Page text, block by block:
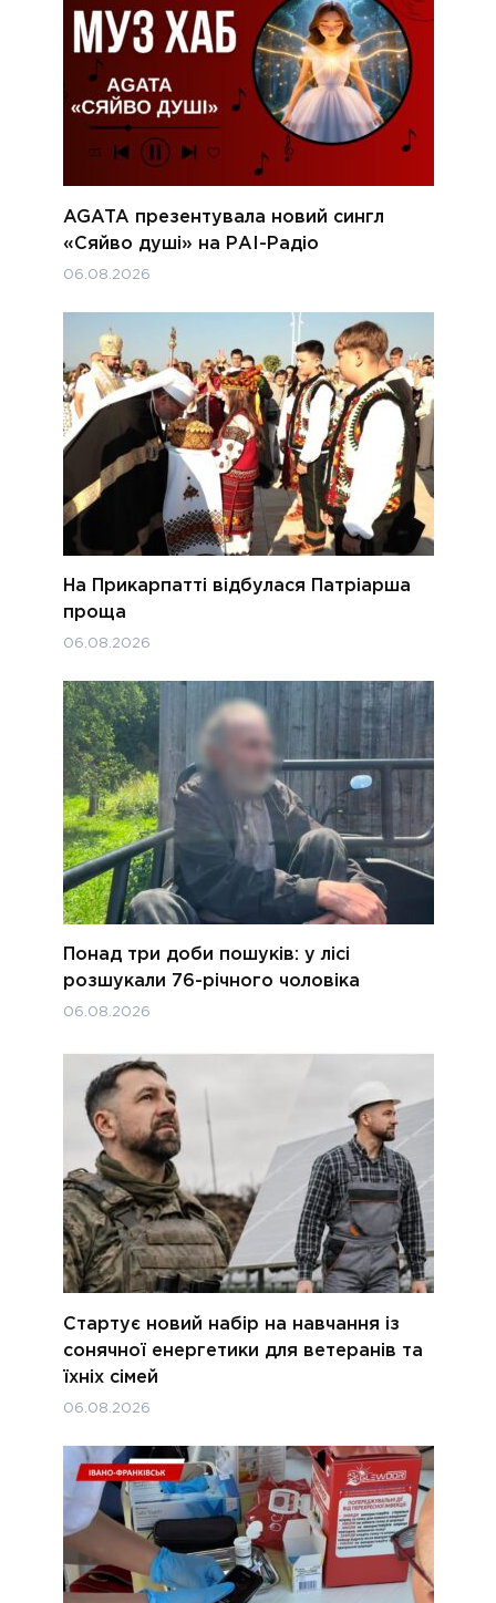
AGATA презентувала новий сингл
«Сяйво душі» на РАІ-Радіо
06.08.2026
На Прикарпатті відбулася Патріарша
проща
06.08.2026
Понад три доби пошуків: у лісі
розшукали 76-річного чоловіка
06.08.2026
Стартує новий набір на навчання із
сонячної енергетики для ветеранів та
їхніх сімей
06.08.2026